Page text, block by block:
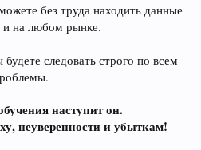
без труда находить данные
на любом рынке.
следовать строго по всем
наступит он.
неуверенности и убыткам!